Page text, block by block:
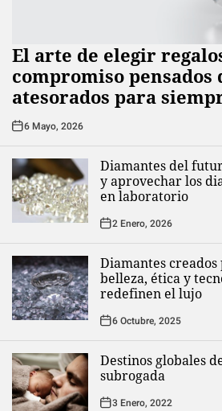
El arte de elegir
compromiso pensados
atesorados para
6 Mayo, 2026
Diamantes del
y aprovechar los
en laboratorio
2 Enero, 2026
Diamantes
belleza, ética y
redefinen el lujo
6 Octubre, 2025
Destinos globales
subrogada
3 Enero, 2022